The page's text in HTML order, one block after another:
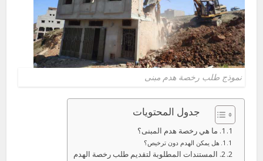
نموذج طلب رخصة هدم مبنى
جدول المحتويات
1. ما هي رخصة هدم المبنى؟
هل يمكن الهدم دون ترخيص؟
2. المستندات المطلوبة لتقديم طلب رخصة الهدم